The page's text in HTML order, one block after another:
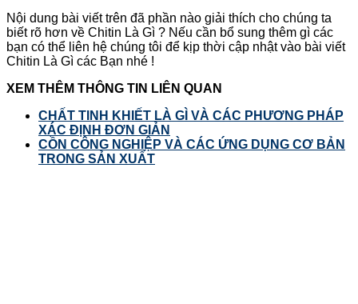
Nội dung bài viết trên đã phần nào giải thích cho chúng ta
biết rõ hơn về Chitin Là Gì ? Nếu cần bổ sung thêm gì các
bạn có thể liên hệ chúng tôi để kịp thời cập nhật vào bài viết
Chitin Là Gì các Bạn nhé !
XEM THÊM THÔNG TIN LIÊN QUAN
CHẤT TINH KHIẾT LÀ GÌ VÀ CÁC PHƯƠNG PHÁP
XÁC ĐỊNH ĐƠN GIẢN
CỒN CÔNG NGHIỆP VÀ CÁC ỨNG DỤNG CƠ BẢN
TRONG SẢN XUẤT